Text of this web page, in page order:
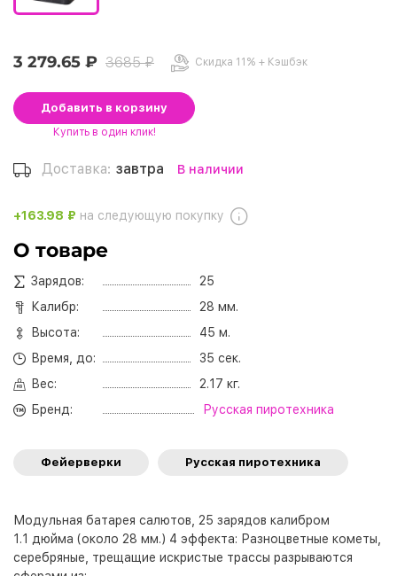
3 279.65 ₽ 3685 ₽ Скидка 11% + Кэшбэк
Добавить в корзину
Купить в один клик!
Доставка: завтра В наличии
+163.98 ₽ на следующую покупку
О товаре
Зарядов:
25
Калибр:
28 мм.
Высота:
45 м.
Время, до:
35 сек.
Вес:
2.17 кг.
Бренд:
Русская пиротехника
Фейерверки Русская пиротехника
Модульная батарея салютов, 25 зарядов калибром
1.1 дюйма (около 28 мм.) 4 эффекта: Разноцветные кометы,
серебряные, трещащие искристые трассы разрываются